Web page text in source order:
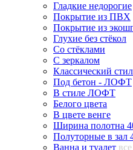
Гладкие недорогие
Покрытие из ПВХ
Покрытие из
Глухие без стёкол
Со стёклами
С зеркалом
Классический
Под бетон - ЛОФТ
В стиле ЛОФТ
Белого цвета
В цвете венге
Ширина полотна
Полуторные в зал
Ванна и туалет